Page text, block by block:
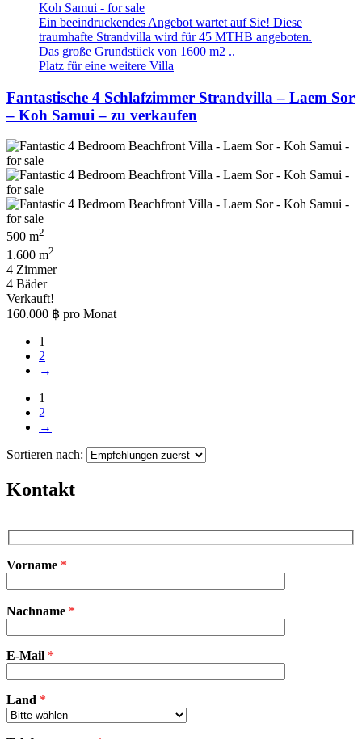
Ein beeindruckendes Angebot wartet auf Sie! Diese
traumhafte Strandvilla wird für 45 MTHB angeboten.
Das große Grundstück von 1600 m2 ..
Platz für eine weitere Villa
Fantastische 4 Schlafzimmer Strandvilla – Laem Sor
– Koh Samui – zu verkaufen
500 m2
1.600 m2
4 Zimmer
4 Bäder
Verkauft!
160.000 ฿ pro Monat
1
2
→
1
2
→
Sortieren nach:
Kontakt
Vorname *
i
e
s
s
Nachname *
E-Mail *
Land *